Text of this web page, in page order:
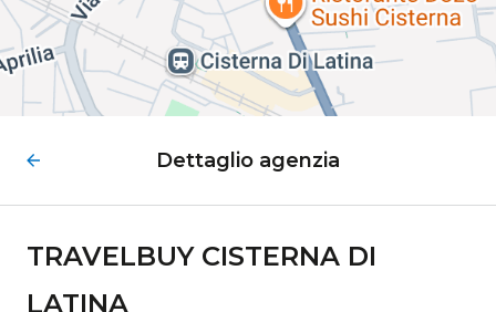
Dettaglio agenzia
TRAVELBUY CISTERNA DI
LATINA